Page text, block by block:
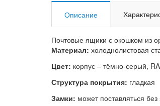
Описание
Почтовые ящики с окошком из
Материал: холоднолистовая
Цвет: корпус – тёмно-серый,
Структура покрытия: гладкая
Замки: может поставляться